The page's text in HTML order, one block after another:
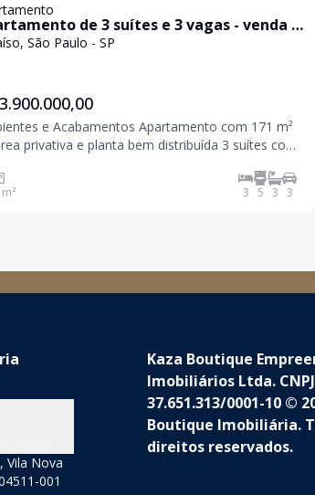
de 3 suítes e 3 vagas - venda -
São Paulo - SP
e Acabamentos Apartamento com 171 m²
privativa e planta bem distribuída 3 suítes com
integração entre estar,
e varanda, favorecendo luminosidade nat
m² 3 5 3 3
Vila Nova
001
Kaza Boutique
Imobiliários Ltda.
37.651.313/0001-10 ©
Boutique Imobiliária.
direitos reservados.